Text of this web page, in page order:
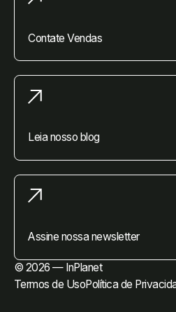
Contate Vendas
Leia nosso blog
Assine nossa newsletter
© 2026 — InPlanet
Termos de UsoPolítica de